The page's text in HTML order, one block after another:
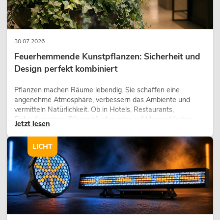
30.07.2026
Feuerhemmende Kunstpflanzen: Sicherheit und
Design perfekt kombiniert
Pflanzen machen Räume lebendig. Sie schaffen eine
angenehme Atmosphäre, verbessern das Ambiente und
vermitteln Natürlichkeit. Ob in Hotels, Restaurants,
Einkaufszentren, Bürogebäuden oder auf Messeständen:
eine hochwertige Begrünung gehört heute längst zum
modernen Raumkonzept.
Jetzt lesen
LICHT